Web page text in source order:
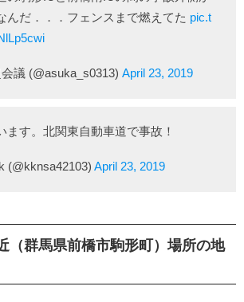
んだ．．．フェンスまで燃えてた pic.t
議 (@asuka_s0313) April 23, 2019
ます。北関東自動車道で事故！
(@kknsa42103) April 23, 2019
（群馬県前橋市駒形町）場所の地